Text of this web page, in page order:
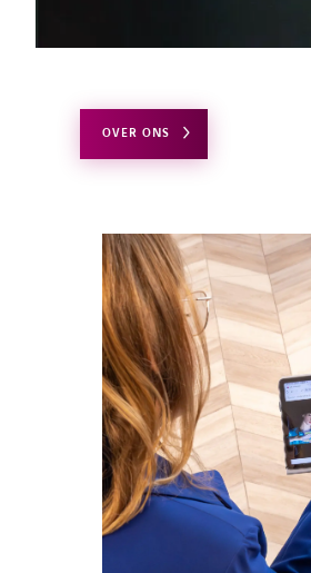
OVER ONS